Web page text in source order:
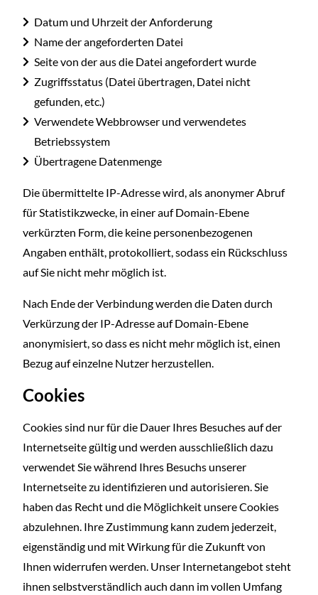
Datum und Uhrzeit der Anforderung
Name der angeforderten Datei
Seite von der aus die Datei angefordert wurde
Zugriffsstatus (Datei übertragen, Datei nicht
gefunden, etc.)
Verwendete Webbrowser und verwendetes
Betriebssystem
Übertragene Datenmenge
Die übermittelte IP-Adresse wird, als anonymer Abruf
für Statistikzwecke, in einer auf Domain-Ebene
verkürzten Form, die keine personenbezogenen
Angaben enthält, protokolliert, sodass ein Rückschluss
auf Sie nicht mehr möglich ist.
Nach Ende der Verbindung werden die Daten durch
Verkürzung der IP-Adresse auf Domain-Ebene
anonymisiert, so dass es nicht mehr möglich ist, einen
Bezug auf einzelne Nutzer herzustellen.
Cookies
Cookies sind nur für die Dauer Ihres Besuches auf der
Internetseite gültig und werden ausschließlich dazu
verwendet Sie während Ihres Besuchs unserer
Internetseite zu identifizieren und autorisieren. Sie
haben das Recht und die Möglichkeit unsere Cookies
abzulehnen. Ihre Zustimmung kann zudem jederzeit,
eigenständig und mit Wirkung für die Zukunft von
Ihnen widerrufen werden. Unser Internetangebot steht
ihnen selbstverständlich auch dann im vollen Umfang